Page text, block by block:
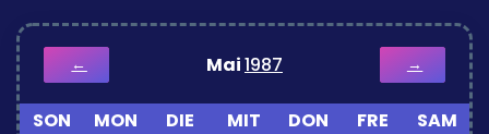
← Mai1987 →
SON MON DIE MIT DON FRE SAM